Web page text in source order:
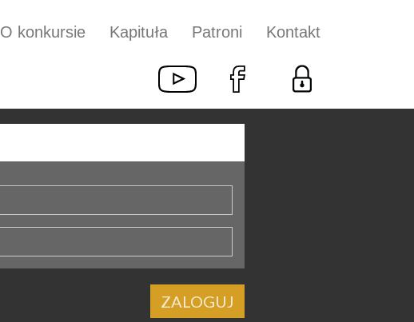
O konkursie Kapituła Patroni Kontakt
ZALOGUJ